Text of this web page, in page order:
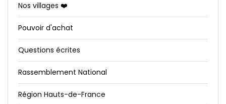
Nos villages ❤️
Pouvoir d'achat
Questions écrites
Rassemblement National
Région Hauts-de-France